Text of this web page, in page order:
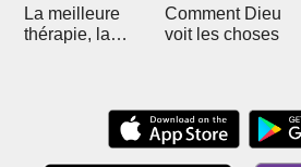
La meilleure
thérapie, la
Comment Dieu
voit les choses